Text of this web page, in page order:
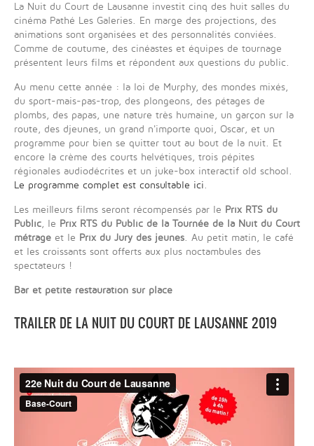
La Nuit du Court de Lausanne investit cinq des huit salles du
cinéma Pathé Les Galeries. En marge des projections, des
animations sont organisées et des personnalités conviées.
Comme de coutume, des cinéastes et équipes de tournage
présentent leurs films et répondent aux questions du public.
Au menu cette année : la loi de Murphy, des mondes mixés,
du sport-mais-pas-trop, des plongeons, des pétages de
plombs, des papas, une nature très humaine, un garçon sur la
route, des djeunes, un grand n'importe quoi, Oscar, et un
programme pour bien se quitter tout au bout de la nuit. Et
encore la crème des courts helvétiques, trois pépites
régionales audiodécrites et un juke-box interactif old school.
Le programme complet est consultable ici
Les meilleurs films seront récompensés par le Prix RTS du
Public , le Prix RTS du Public de la Tournée de la Nuit du Court
métrage et le Prix du Jury des jeunes . Au petit matin, le café
et les croissants sont offerts aux plus noctambules des
spectateurs !
Bar et petite restauration sur place
TRAILER DE LA NUIT DU COURT DE LAUSANNE 2019